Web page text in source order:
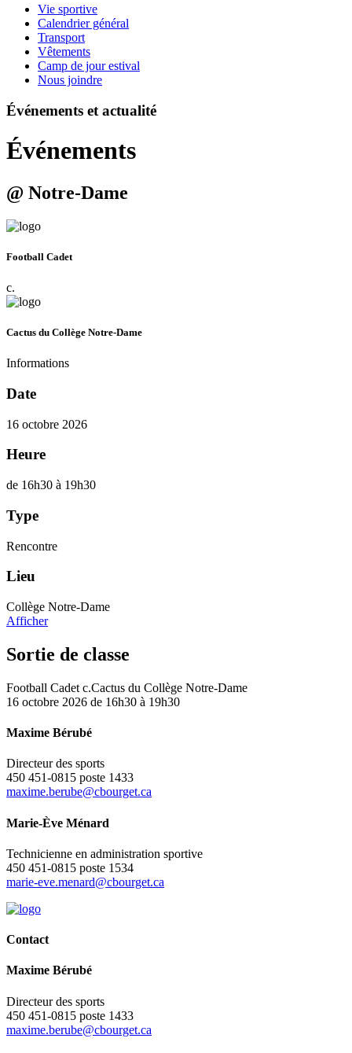
Vie sportive
Calendrier général
Transport
Vêtements
Camp de jour estival
Nous joindre
Événements et actualité
Événements
@ Notre-Dame
Football Cadet
c.
Cactus du Collège Notre-Dame
Informations
Date
16 octobre 2026
Heure
de 16h30 à 19h30
Type
Rencontre
Lieu
Collège Notre-Dame
Afficher
Sortie de classe
Football Cadet c.Cactus du Collège Notre-Dame
16 octobre 2026 de 16h30 à 19h30
Maxime Bérubé
Directeur des sports
450 451-0815 poste 1433
maxime.berube@cbourget.ca
Marie-Ève Ménard
Technicienne en administration sportive
450 451-0815 poste 1534
marie-eve.menard@cbourget.ca
Contact
Maxime Bérubé
Directeur des sports
450 451-0815 poste 1433
maxime.berube@cbourget.ca